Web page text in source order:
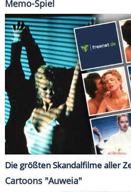
Memo-Spiel
Die größten Skandalfilme aller
Cartoons "Auweia"